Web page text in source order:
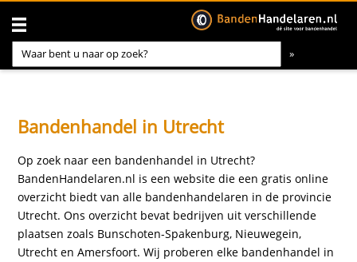
Bandenhandel in Utrecht
Op zoek naar een bandenhandel in Utrecht?
BandenHandelaren.nl is een website die een gratis online
overzicht biedt van alle bandenhandelaren in de provincie
Utrecht. Ons overzicht bevat bedrijven uit verschillende
plaatsen zoals Bunschoten-Spakenburg, Nieuwegein,
Utrecht en Amersfoort. Wij proberen elke bandenhandel in